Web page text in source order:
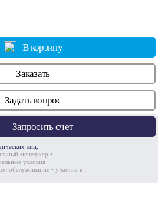
В корзину
Заказать
Задать вопрос
Запросить счет
лиц:
менеджер •
условия
обслуживание • участие в